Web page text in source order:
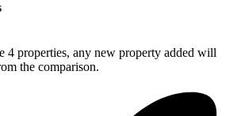
4 properties, any new property added will
the comparison.